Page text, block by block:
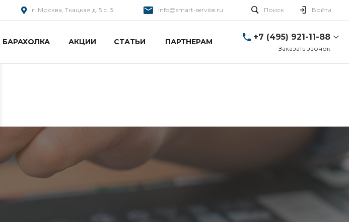
г. Москва, Ткацкая д. 5 с. 3 info@smart-service.ru Поиск Войти
БАРАХОЛКА АКЦИИ СТАТЬИ ПАРТНЕРАМ
+7 (495) 921-11-88
Заказать звонок